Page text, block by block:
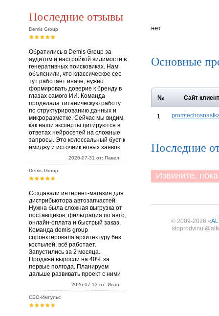
Последние отзывы
Demis Group
Обратились в Demis Group за
аудитом и настройкой видимости в
генеративных поисковиках. Нам
объяснили, что классическое сео
тут работает иначе, нужно
формировать доверие к бренду в
глазах самого ИИ. Команда
проделала титаническую работу
по структурированию данных и
микроразметке. Сейчас мы видим,
как наши эксперты цитируются в
ответах нейросетей на сложные
запросы. Это колоссальный буст к
имиджу и источник новых заявок
2026-07-31 от: Павел
Demis Group
Создавали интернет-магазин для
дистрибьютора автозапчастей.
Нужна была сложная выгрузка от
поставщиков, фильтрация по авто,
онлайн-оплата и быстрый заказ.
Команда demis group
спроектировала архитектуру без
костылей, всё работает.
Запустились за 2 месяца.
Продажи выросли на 40% за
первые полгода. Планируем
дальше развивать проект с ними
2026-07-13 от: Иван
СЕО-Импульс
нет
Основные
№ Сайт
1
Последние
Извините,
© 2009-2026 «